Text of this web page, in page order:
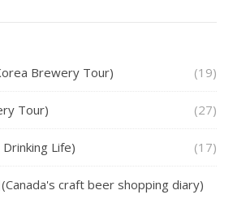
Brewery Tour) (19)
Tour) (27)
Life) (17)
craft beer shopping diary)